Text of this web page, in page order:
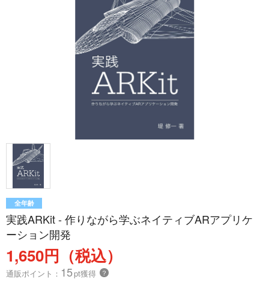
全年齢
実践ARKit - 作りながら学ぶネイティブARアプリケ
ーション開発
1,650円（税込）
通販ポイント： 15pt獲得 ？